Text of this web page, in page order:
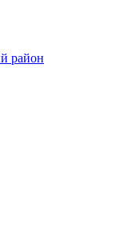
район